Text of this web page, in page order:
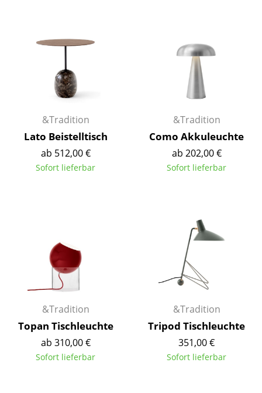
Kissen
Teppiche
Vorhänge
... alle Accessoires
Räume
Zuhause
Schlafzimmer
Kinderzimmer
Arbeitszimmer
Diele
Badezimmer
Stauraum
&Tradition
Lato Beistelltisch
ab 512,00 €
Sofort lieferbar
&Tradition
Como Akkuleuchte
ab 202,00 €
Sofort lieferbar
&Tradition
Topan Tischleuchte
ab 310,00 €
Sofort lieferbar
&Tradition
Tripod Tischleuchte
351,00 €
Sofort lieferbar